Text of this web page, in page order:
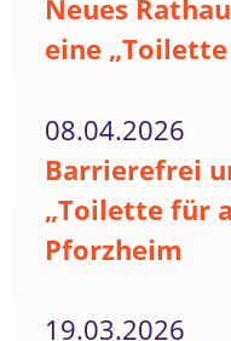
Neues
eine
08.04.2026
Barrierefrei
„Toilette für
Pforzheim
19.03.2026